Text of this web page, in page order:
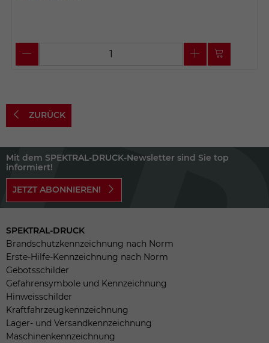
ZURÜCK
Mit dem SPEKTRAL-DRUCK-Newsletter sind Sie top
informiert!
JETZT ABONNIEREN!
SPEKTRAL-DRUCK
Brandschutzkennzeichnung nach Norm
Erste-Hilfe-Kennzeichnung nach Norm
Gebotsschilder
Gefahrensymbole und Kennzeichnung
Hinweisschilder
Kraftfahrzeugkennzeichnung
Lager- und Versandkennzeichnung
Maschinenkennzeichnung